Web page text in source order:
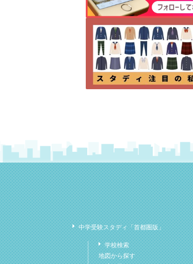
中学受験スタディ「首都圏版」
学校検索
地図から探す